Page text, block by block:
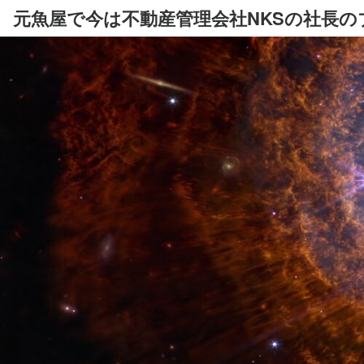
元魚屋で今は不動産管理会社NKSの社長